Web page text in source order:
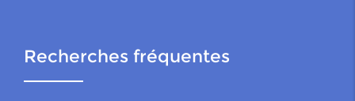
Recherches fréquentes